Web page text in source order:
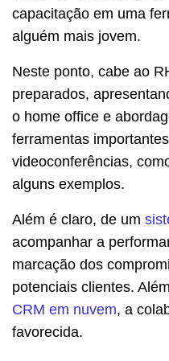
capacitação em uma
alguém mais jovem.
Neste ponto, cabe ao
preparados,
o home office e
ferramentas
videoconferências,
alguns exemplos.
Além é claro, de um
acompanhar a
marcação dos
potenciais clientes.
CRM em nuvem, a
favorecida.